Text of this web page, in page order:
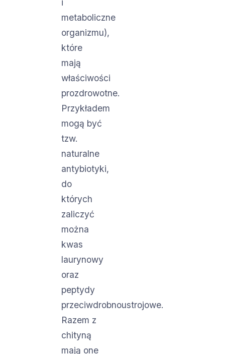
metaboliczne
organizmu),
które
mają
właściwości
prozdrowotne.
Przykładem
mogą być
tzw.
naturalne
antybiotyki,
do
których
zaliczyć
można
kwas
laurynowy
oraz
peptydy
przeciwdrobnoustrojowe.
Razem z
chityną
mają one